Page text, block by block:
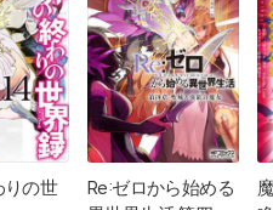
りの世
Re:ゼロから始める